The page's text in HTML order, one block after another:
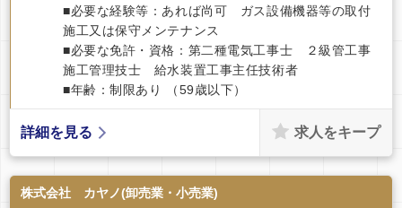
■必要な経験等：あれば尚可 ガス設備機器等の取付
施工又は保守メンテナンス
■必要な免許・資格：第二種電気工事士 ２級管工事
施工管理技士 給水装置工事主任技術者
■年齢：制限あり （59歳以下）
詳細を見る 求人をキープ
株式会社 カヤノ(卸売業・小売業)